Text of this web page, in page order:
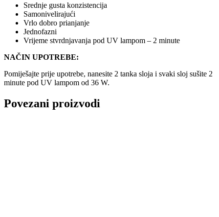
Srednje gusta konzistencija
Samonivelirajući
Vrlo dobro prianjanje
Jednofazni
Vrijeme stvrdnjavanja pod UV lampom – 2 minute
NAČIN UPOTREBE:
Pomiješajte prije upotrebe, nanesite 2 tanka sloja i svaki sloj sušite 2
minute pod UV lampom od 36 W.
Povezani proizvodi